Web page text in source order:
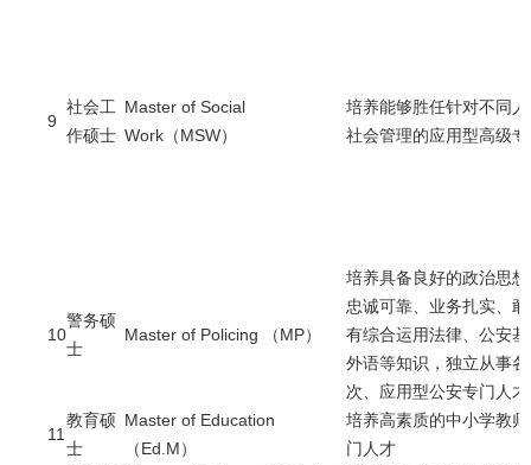
9
社会工
作硕士
Master of Social
Work（MSW）
培养能够胜任针对不同
社会管理的应用型高级
10
警务硕
士
Master of Policing （MP）
培养具备良好的政治思
忠诚可靠、业务扎实、
有综合运用法律、公安
外语等知识，独立从事
次、应用型公安专门人才
11
教育硕
士
Master of Education
（Ed.M）
培养高素质的中小学教
门人才